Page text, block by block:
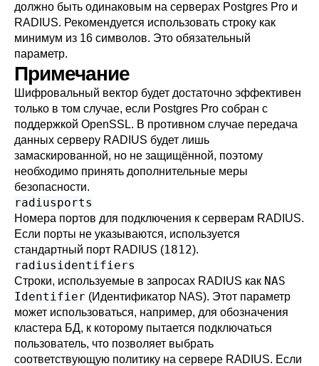
должно быть одинаковым на серверах Postgres Pro и
RADIUS. Рекомендуется использовать строку как
минимум из 16 символов. Это обязательный
параметр.
Примечание
Шифровальный вектор будет достаточно эффективен
только в том случае, если Postgres Pro собран с
поддержкой OpenSSL. В противном случае передача
данных серверу RADIUS будет лишь
замаскированной, но не защищённой, поэтому
необходимо принять дополнительные меры
безопасности.
radiusports
Номера портов для подключения к серверам RADIUS.
Если порты не указываются, используется
стандартный порт RADIUS (1812).
radiusidentifiers
Строки, используемые в запросах RADIUS как NAS
Identifier (Идентификатор NAS). Этот параметр
может использоваться, например, для обозначения
кластера БД, к которому пытается подключаться
пользователь, что позволяет выбрать
соответствующую политику на сервере RADIUS. Если